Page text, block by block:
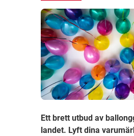
Ett brett utbud av
landet. Lyft dina